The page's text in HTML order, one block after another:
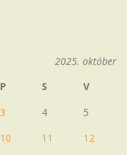
2025. október
P S
V
3 4
5
10 11
12